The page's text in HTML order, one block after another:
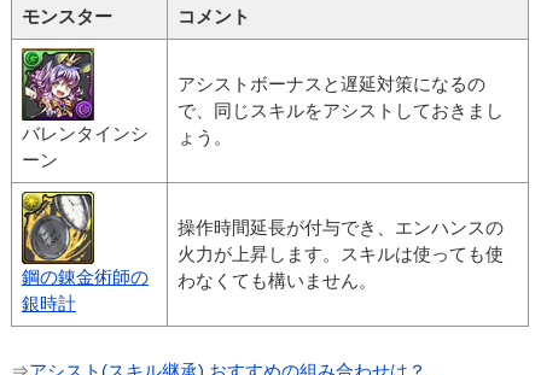
モンスター コメント
バレンタインシ
ーン
アシストボーナスと遅延対策になるの
で、同じスキルをアシストしておきまし
ょう。
鋼の錬金術師の
銀時計
操作時間延長が付与でき、エンハンスの
火力が上昇します。スキルは使っても使
わなくても構いません。